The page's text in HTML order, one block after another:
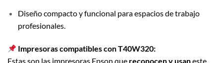
Diseño compacto y funcional para espacios de trabajo
profesionales.
Impresoras compatibles con T40W320:
Estas son las impresoras Epson que reconocen y usaneste